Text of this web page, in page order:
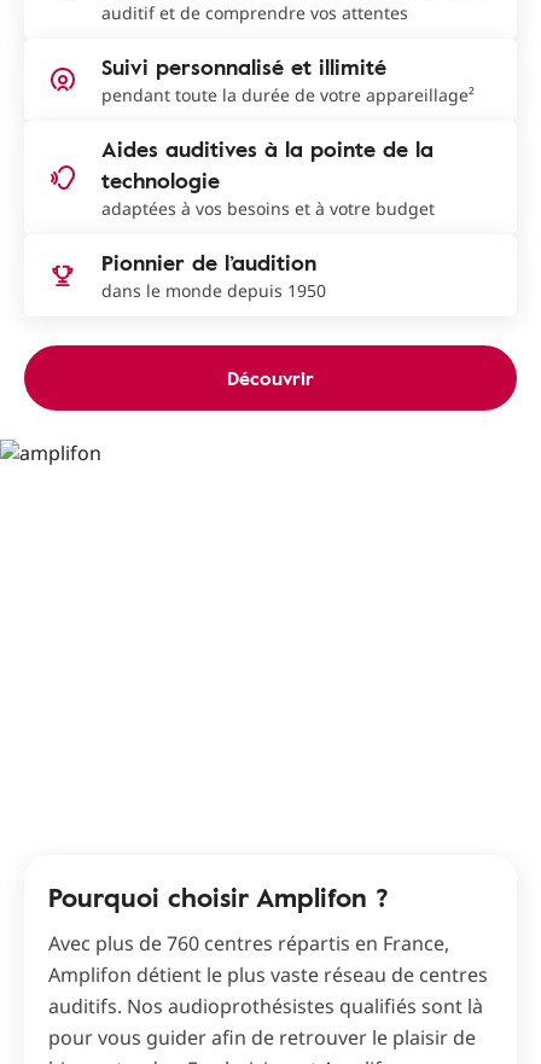
auditif et de comprendre vos attentes
Suivi personnalisé et illimité
pendant toute la durée de votre appareillage²
Aides auditives à la pointe de la
technologie
adaptées à vos besoins et à votre budget
Pionnier de l’audition
dans le monde depuis 1950
Découvrir
Pourquoi choisir Amplifon ?
Avec plus de 760 centres répartis en France,
Amplifon détient le plus vaste réseau de centres
auditifs. Nos audioprothésistes qualifiés sont là
pour vous guider afin de retrouver le plaisir de